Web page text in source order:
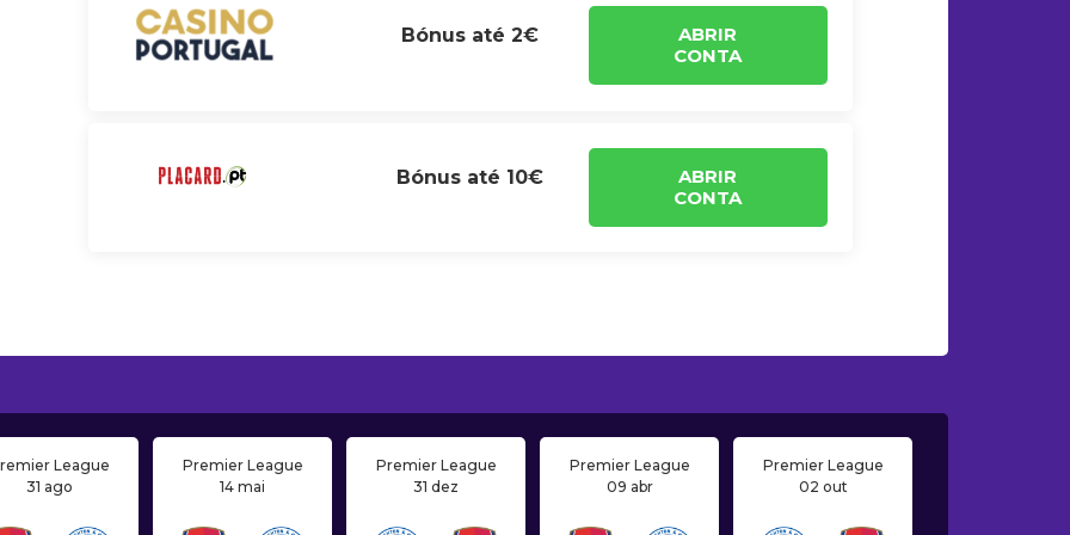
Bónus até 2€
ABRIR
CONTA
Bónus até 10€
ABRIR
CONTA
League
31 ago
Premier League
14 mai
Premier League
31 dez
Premier League
09 abr
Premier League
02 out